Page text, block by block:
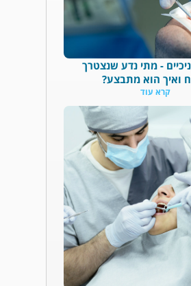
- מתי נדע שנצטרך
ואיך הוא מתבצע?
קרא עוד